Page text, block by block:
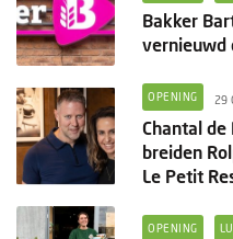
Groots ondernemen
Bakker
vernieuwd
OPENING 29
Chantal de
breiden
Le Petit
OPENING